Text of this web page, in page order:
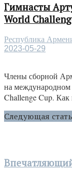
Гимнасты
World
Республика
2023-05-29
Члены сборной
на международном
Challenge Cup. Как
Следующая